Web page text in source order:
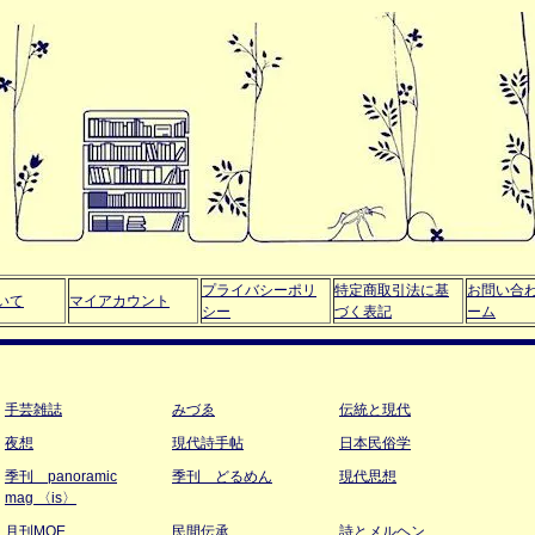
て マイアカウント
プライバシーポリ
シー
特定商取引法に基
づく表記
お問い合
ーム
手芸雑誌 みづゑ
伝統と現代
夜想
現代詩手帖
日本民俗学
季刊 panoramic
mag 〈is〉
季刊 どるめん 現代思想
月刊MOE 民間伝承 詩とメルヘン